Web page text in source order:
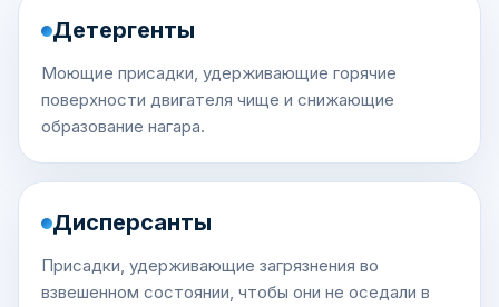
Детергенты
Моющие присадки, удерживающие горячие
поверхности двигателя чище и снижающие
образование нагара.
Дисперсанты
Присадки, удерживающие загрязнения во
взвешенном состоянии, чтобы они не оседали в